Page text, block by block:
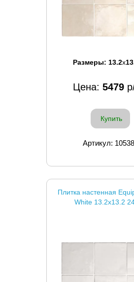
Размеры: 13.2x
Цена: 5479
Купить
Артикул:
Плитка настенная
White 13.2x13.2